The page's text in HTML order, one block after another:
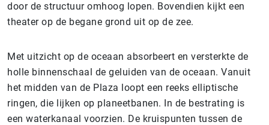
door de structuur omhoog lopen. Bovendien kijkt een
theater op de begane grond uit op de zee.
Met uitzicht op de oceaan absorbeert en versterkte de
holle binnenschaal de geluiden van de oceaan. Vanuit
het midden van de Plaza loopt een reeks elliptische
ringen, die lijken op planeetbanen. In de bestrating is
een waterkanaal voorzien. De kruispunten tussen de